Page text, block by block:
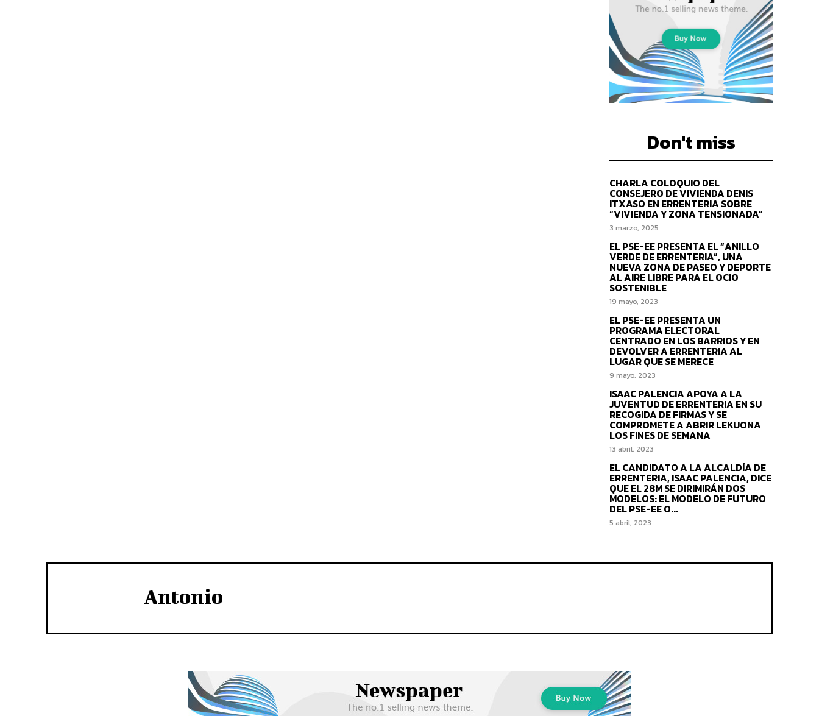
Don't miss
CHARLA COLOQUIO DEL
CONSEJERO DE VIVIENDA DENIS
ITXASO EN ERRENTERIA SOBRE
“VIVIENDA Y ZONA TENSIONADA”
3 marzo, 2025
EL PSE-EE PRESENTA EL “ANILLO
VERDE DE ERRENTERIA”, UNA
NUEVA ZONA DE PASEO Y DEPORTE
AL AIRE LIBRE PARA EL OCIO
SOSTENIBLE
19 mayo, 2023
EL PSE-EE PRESENTA UN
PROGRAMA ELECTORAL
CENTRADO EN LOS BARRIOS Y EN
DEVOLVER A ERRENTERIA AL
LUGAR QUE SE MERECE
9 mayo, 2023
ISAAC PALENCIA APOYA A LA
JUVENTUD DE ERRENTERIA EN SU
RECOGIDA DE FIRMAS Y SE
COMPROMETE A ABRIR LEKUONA
LOS FINES DE SEMANA
13 abril, 2023
EL CANDIDATO A LA ALCALDÍA DE
ERRENTERIA, ISAAC PALENCIA, DICE
QUE EL 28M SE DIRIMIRÁN DOS
MODELOS: EL MODELO DE FUTURO
DEL PSE-EE O...
5 abril, 2023
Antonio